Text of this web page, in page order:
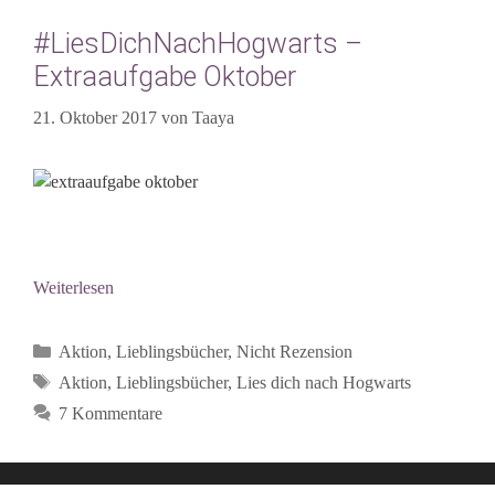
#LiesDichNachHogwarts –
Extraaufgabe Oktober
21. Oktober 2017 von Taaya
Weiterlesen
Kategorien
Aktion, Lieblingsbücher, Nicht Rezension
Schlagwörter
Aktion, Lieblingsbücher, Lies dich nach Hogwarts
7 Kommentare